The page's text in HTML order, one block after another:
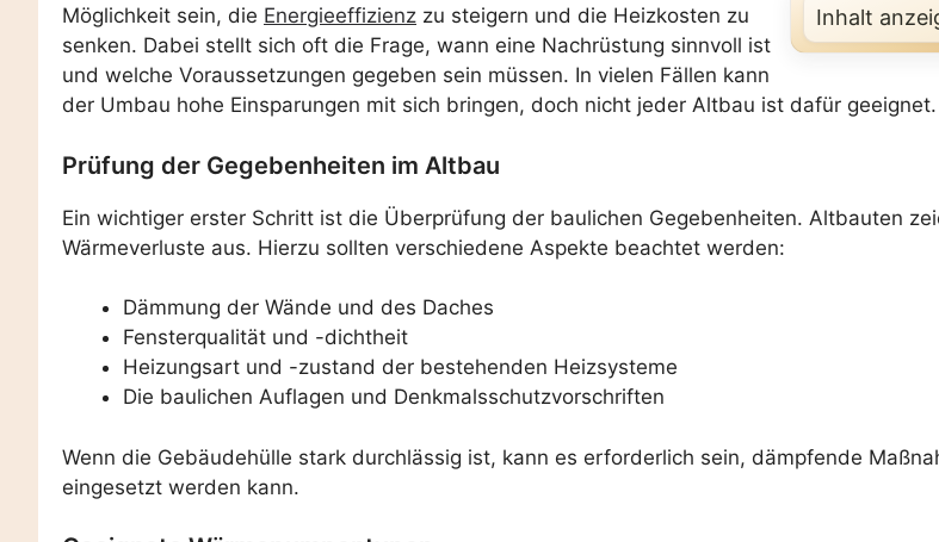
Inhalt
Möglichkeit sein, die Energieeffizienz zu steigern und die Heizkosten zu
senken. Dabei stellt sich oft die Frage, wann eine Nachrüstung sinnvoll ist
und welche Voraussetzungen gegeben sein müssen. In vielen Fällen kann
der Umbau hohe Einsparungen mit sich bringen, doch nicht jeder Altbau ist dafür geeignet.
Prüfung der Gegebenheiten im Altbau
Ein wichtiger erster Schritt ist die Überprüfung der baulichen Gegebenheiten. Altbauten
Wärmeverluste aus. Hierzu sollten verschiedene Aspekte beachtet werden:
Dämmung der Wände und des Daches
Fensterqualität und -dichtheit
Heizungsart und -zustand der bestehenden Heizsysteme
Die baulichen Auflagen und Denkmalsschutzvorschriften
Wenn die Gebäudehülle stark durchlässig ist, kann es erforderlich sein, dämpfende
eingesetzt werden kann.